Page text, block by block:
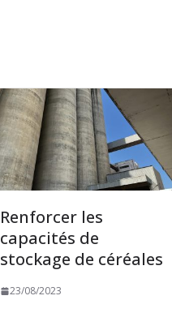
Renforcer les
capacités de
stockage de céréales
23/08/2023